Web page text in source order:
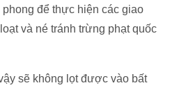
để thực hiện các giao
và né tránh trừng phạt quốc
sẽ không lọt được vào bất